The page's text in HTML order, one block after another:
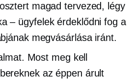
magad tervezed, légy
– ügyfelekérdeklődni fog a
megvásárlása iránt.
Most meg kell
az éppen árult